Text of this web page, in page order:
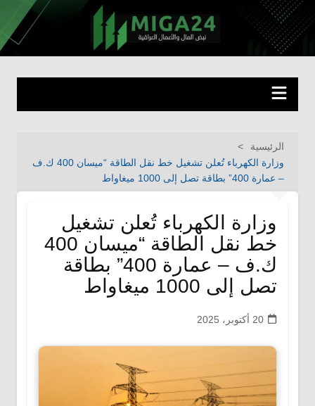
التجاوز
إلى
المحتوى
miga24.com نبض المال والأعمال العراقية
الرئيسية
وزارة الكهرباء تُعلن تشغيل خط نقل الطاقة “ميسان 400 ك.ف
– عمارة 400” بطاقة تصل إلى 1000 ميغاواط
وزارة الكهرباء تُعلن تشغيل
خط نقل الطاقة “ميسان 400
ك.ف – عمارة 400” بطاقة
تصل إلى 1000 ميغاواط
20 أكتوبر، 2025